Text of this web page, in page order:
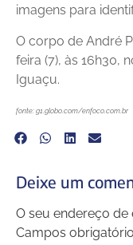
imagens para
O corpo de André
feira (7), às 16h30,
Iguaçu.
fonte: g1.globo.com/enfoco.com.br
Deixe um
O seu endereço
Campos